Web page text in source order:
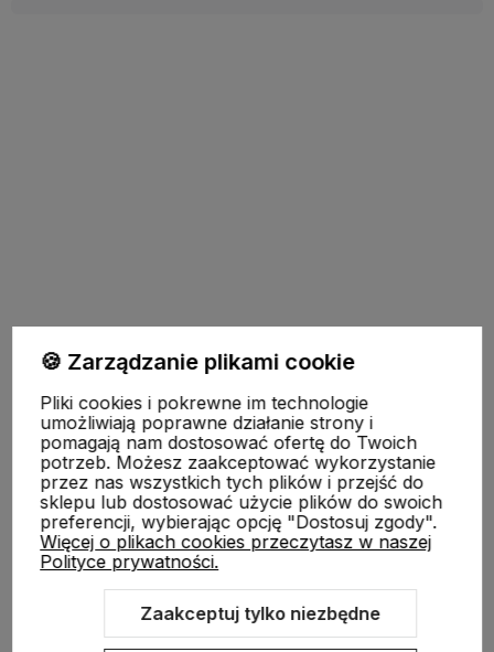
Pomoc
Moje konto
Płatności i dostawa
Informacje
🍪 Zarządzanie plikami cookie
Pliki cookies i pokrewne im technologie
umożliwiają poprawne działanie strony i
pomagają nam dostosować ofertę do Twoich
potrzeb. Możesz zaakceptować wykorzystanie
przez nas wszystkich tych plików i przejść do
sklepu lub dostosować użycie plików do swoich
preferencji, wybierając opcję "Dostosuj zgody".
Więcej o plikach cookies przeczytasz w naszej
Polityce prywatności.
Zaakceptuj tylko niezbędne